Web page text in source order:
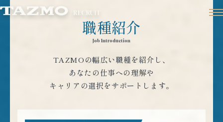
職種紹介
Job Introduction
TAZMOの幅広い職種を紹介し、
あなたの仕事への理解や
キャリアの選択をサポートします。